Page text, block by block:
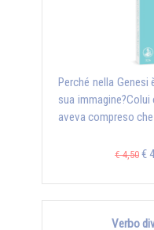
Perché nella
sua
aveva compreso
€ 4,50 €
Verbo